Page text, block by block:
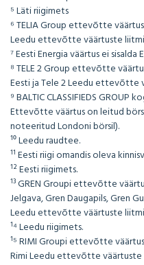
⁵ Läti riigimets
⁶ TELIA Group ettevõtte
Leedu ettevõtte väärtuste
⁷ Eesti Energia väärtus ei
⁸ TELE 2 Group ettevõtte
Eesti ja Tele 2 Leedu
⁹ BALTIC CLASSIFIEDS
Ettevõtte väärtus on leitud
noteeritud Londoni börsil).
¹⁰ Leedu raudtee.
¹¹ Eesti riigi omandis oleva
¹² Eesti riigimets.
¹³ GREN Groupi ettevõtte
Jelgava, Gren Daugapils, Gren
Leedu ettevõtte väärtuste
¹⁴ Leedu riigimets.
¹⁵ RIMI Groupi ettevõtte
Rimi Leedu ettevõtte